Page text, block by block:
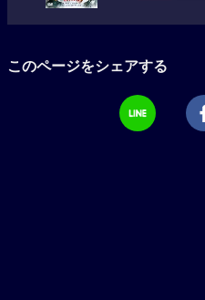
このページをシェアする